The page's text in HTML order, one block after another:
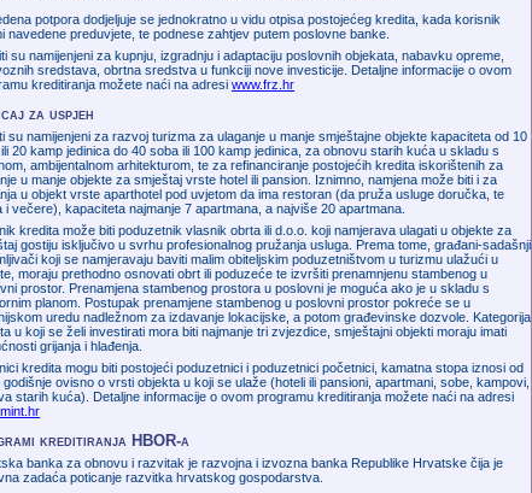
potpora dodjeljuje se jednokratno u vidu otpisa postojećeg kredita, kada korisnik
navedene preduvjete, te podnese zahtjev putem poslovne banke.
su namijenjeni za kupnju, izgradnju i adaptaciju poslovnih objekata, nabavku opreme,
sredstava, obrtna sredstva u funkciji nove investicije. Detaljne informacije o ovom
kreditiranja možete naći na adresi www.frz.hr
za uspjeh
su namijenjeni za razvoj turizma za ulaganje u manje smještajne objekte kapaciteta od 10
20 kamp jedinica do 40 soba ili 100 kamp jedinica, za obnovu starih kuća u skladu s
ambijentalnom arhitekturom, te za refinanciranje postojećih kredita iskorištenih za
u manje objekte za smještaj vrste hotel ili pansion. Iznimno, namjena može biti i za
u objekt vrste aparthotel pod uvjetom da ima restoran (da pruža usluge doručka, te
i večere), kapaciteta najmanje 7 apartmana, a najviše 20 apartmana.
kredita može biti poduzetnik vlasnik obrta ili d.o.o. koji namjerava ulagati u objekte za
gostiju isključivo u svrhu profesionalnog pružanja usluga. Prema tome, građani-sadašnji
koji se namjeravaju baviti malim obiteljskim poduzetništvom u turizmu ulažući u
moraju prethodno osnovati obrt ili poduzeće te izvršiti prenamnjenu stambenog u
prostor. Prenamjena stambenog prostora u poslovni je moguća ako je u skladu s
planom. Postupak prenamjene stambenog u poslovni prostor pokreće se u
uredu nadležnom za izdavanje lokacijske, a potom građevinske dozvole. Kategorija
u koji se želi investirati mora biti najmanje tri zvjezdice, smještajni objekti moraju imati
grijanja i hlađenja.
kredita mogu biti postojeći poduzetnici i poduzetnici početnici, kamatna stopa iznosi od
godišnje ovisno o vrsti objekta u koji se ulaže (hoteli ili pansioni, apartmani, sobe, kampovi,
starih kuća). Detaljne informacije o ovom programu kreditiranja možete naći na adresi
kreditiranja HBOR-a
banka za obnovu i razvitak je razvojna i izvozna banka Republike Hrvatske čija je
zadaća poticanje razvitka hrvatskog gospodarstva.